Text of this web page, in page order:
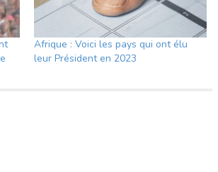
Afrique : Voici les pays qui ont élu
leur Président en 2023